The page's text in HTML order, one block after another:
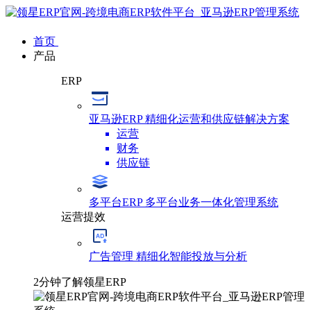
首页
产品
ERP
亚马逊ERP精细化运营和供应链解决方案
运营
财务
供应链
多平台ERP 多平台业务一体化管理系统
运营提效
广告管理 精细化智能投放与分析
2分钟了解领星ERP